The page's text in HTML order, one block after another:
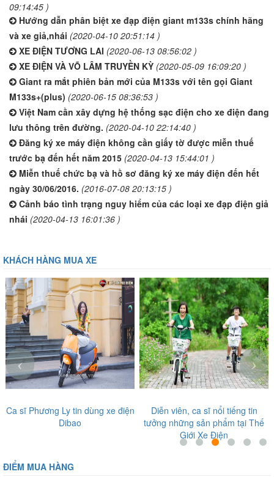
09:14:45 )
Hướng dẫn phân biệt xe đạp điện giant m133s chính hãng
và xe giả,nhái (2020-04-10 20:51:14 )
XE ĐIỆN TƯƠNG LAI (2020-06-13 08:56:02 )
XE ĐIỆN VÀ VÕ LÂM TRUYỀN KỲ (2020-05-09 16:09:20 )
Giant ra mắt phiên bản mới của M133s với tên gọi Giant
M133s+(plus) (2020-06-15 08:36:53 )
Việt Nam cần xây dựng hệ thống sạc điện cho xe điện đang
lưu thông trên đường. (2020-04-10 22:14:40 )
Đăng ký xe máy điện không cần giấy tờ được miễn thuế
trước bạ đến hết năm 2015 (2020-04-13 15:44:01 )
Miễn thuế chức bạ và hồ sơ đăng ký xe máy điện đến hết
ngày 30/06/2016. (2016-07-08 20:13:15 )
Cảnh báo tình trạng nguy hiểm của các loại xe đạp điện giả
nhái (2020-04-13 16:01:36 )
KHÁCH HÀNG MUA XE
Diễn viên, ca sĩ nổi tiếng tin
tưởng những sản phẩm tại Thế
Nghệ sĩ Giang Còi tin tưởng sản
phẩm tại Thế Giới Xe Điện
‹ ›
ĐIỂM MUA HÀNG